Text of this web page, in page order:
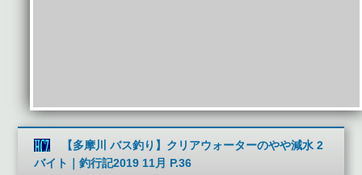
【多摩川 バス釣り】クリアウォーターのやや減水 2
バイト｜釣行記2019 11月 P.36